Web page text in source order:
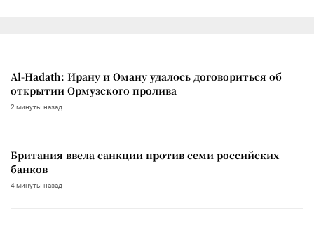
Al-Hadath: Ирану и Оману удалось договориться об
открытии Ормузского пролива
2 минуты назад
Британия ввела санкции против семи российских
банков
4 минуты назад